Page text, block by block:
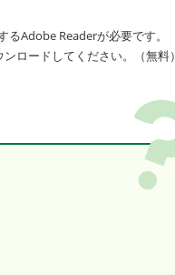
Adobe Readerが必要です。
ロードしてください。（無料）